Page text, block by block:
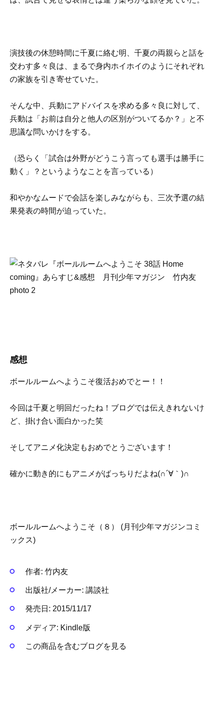
演技後の休憩時間に千夏に絡む明、千夏の両親らと話を
交わす多々良は、まるで身内ホイホイのようにそれぞれ
の家族を引き寄せていた。
そんな中、兵動にアドバイスを求める多々良に対して、
兵動は「お前は自分と他人の区別がついてるか？」と不
思議な問いかけをする。
（恐らく「試合は外野がどうこう言っても選手は勝手に
動く」？というようなことを言っている）
和やかなムードで会話を楽しみながらも、三次予選の結
果発表の時間が迫っていた。
感想
ボールルームへようこそ復活おめでとー！！
今回は千夏と明回だったね！ブログでは伝えきれないけ
ど、掛け合い面白かった笑
そしてアニメ化決定もおめでとうございます！
確かに動き的にもアニメがばっちりだよね(∩´∀｀)∩
ボールルームへようこそ（８） (月刊少年マガジンコミ
ックス)
作者: 竹内友
出版社/メーカー: 講談社
発売日: 2015/11/17
メディア: Kindle版
この商品を含むブログを見る